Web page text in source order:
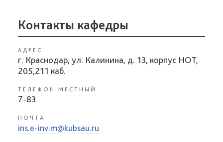
Контакты кафедры
АДРЕС
г. Краснодар, ул. Калинина, д. 13, корпус НОТ,
205,211 каб.
ТЕЛЕФОН МЕСТНЫЙ
7-83
ПОЧТА
ins.e-inv.m@kubsau.ru